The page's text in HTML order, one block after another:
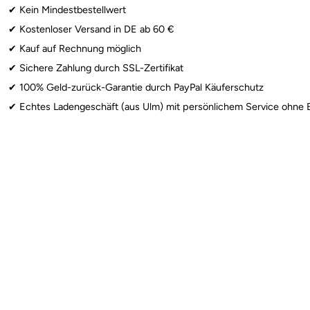
Folienballons: ⚠️ Achtung: Erstickungsgefahr für Kinder unter 3
Wunderkerzen : ⚠️ Ab 12 Jahren: Nur unter Aufsicht von Erwachsenen
✔︎ Kein Mindestbestellwert
✔︎ Kostenloser Versand in DE ab 60 €
✔︎ Kauf auf Rechnung möglich
✔︎ Sichere Zahlung durch SSL-Zertifikat
✔︎ 100% Geld-zurück-Garantie durch PayPal Käuferschutz
✔︎ Echtes Ladengeschäft (aus Ulm) mit persönlichem Service ohne